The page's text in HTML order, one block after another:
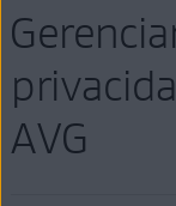
AVG